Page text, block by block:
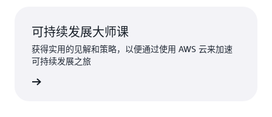
可持续发展大师课
获得实用的见解和策略，以便通过使用 AWS 云来加速
可持续发展之旅